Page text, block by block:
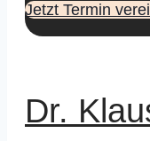
Jetzt Termin
Dr.